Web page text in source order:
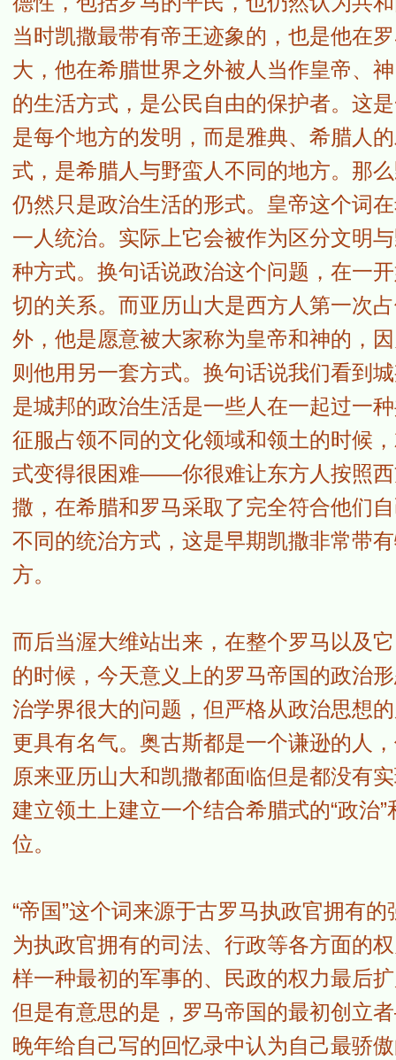
当时凯撒最带有帝王迹象的，也是他在
大，他在希腊世界之外被人当作皇帝、
的生活方式，是公民自由的保护者。这
是每个地方的发明，而是雅典、希腊人
式，是希腊人与野蛮人不同的地方。那
仍然只是政治生活的形式。皇帝这个词
一人统治。实际上它会被作为区分文明
种方式。换句话说政治这个问题，在一
切的关系。而亚历山大是西方人第一次
外，他是愿意被大家称为皇帝和神的，
则他用另一套方式。换句话说我们看到
是城邦的政治生活是一些人在一起过一
征服占领不同的文化领域和领土的时候
式变得很困难——你很难让东方人按照
撒，在希腊和罗马采取了完全符合他们
不同的统治方式，这是早期凯撒非常带
方。
而后当渥大维站出来，在整个罗马以及
的时候，今天意义上的罗马帝国的政治
治学界很大的问题，但严格从政治思想
更具有名气。奥古斯都是一个谦逊的人
原来亚历山大和凯撒都面临但是都没有
建立领土上建立一个结合希腊式的“政治
位。
“帝国”这个词来源于古罗马执政官拥有
为执政官拥有的司法、行政等各方面的
样一种最初的军事的、民政的权力最后
但是有意思的是，罗马帝国的最初创立
晚年给自己写的回忆录中认为自己最骄